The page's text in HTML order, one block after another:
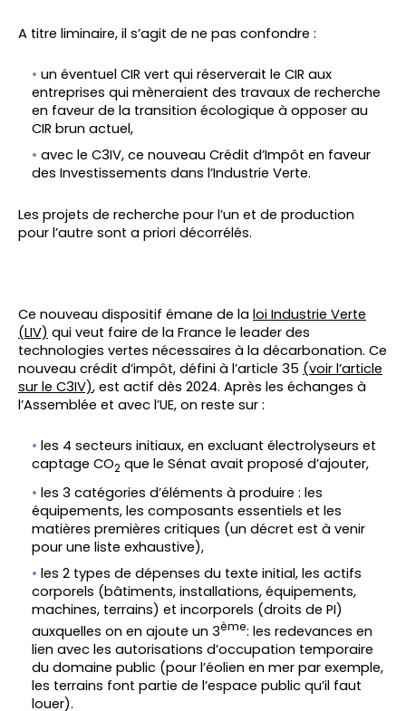
A titre liminaire, il s’agit de ne pas confondre :
un éventuel CIR vert qui réserverait le CIR aux
entreprises qui mèneraient des travaux de recherche
en faveur de la transition écologique à opposer au
CIR brun actuel,
avec le C3IV, ce nouveau Crédit d’Impôt en faveur
des Investissements dans l’Industrie Verte.
Les projets de recherche pour l’un et de production
pour l’autre sont a priori décorrélés.
Ce nouveau dispositif émane de la loi Industrie Verte
(LIV) qui veut faire de la France le leader des
technologies vertes nécessaires à la décarbonation. Ce
nouveau crédit d’impôt, défini à l’article 35 (voir l’article
sur le C3IV), est actif dès 2024. Après les échanges à
l’Assemblée et avec l’UE, on reste sur :
les 4 secteurs initiaux, en excluant électrolyseurs et
captage CO2 que le Sénat avait proposé d’ajouter,
les 3 catégories d’éléments à produire : les
équipements, les composants essentiels et les
matières premières critiques (un décret est à venir
pour une liste exhaustive),
les 2 types de dépenses du texte initial, les actifs
corporels (bâtiments, installations, équipements,
machines, terrains) et incorporels (droits de PI)
auxquelles on en ajoute un 3ème: les redevances en
lien avec les autorisations d’occupation temporaire
du domaine public (pour l’éolien en mer par exemple,
les terrains font partie de l’espace public qu’il faut
louer).